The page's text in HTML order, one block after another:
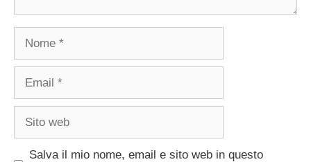
Nome
Email
Sito
Salva il mio nome, email e sito web in questo